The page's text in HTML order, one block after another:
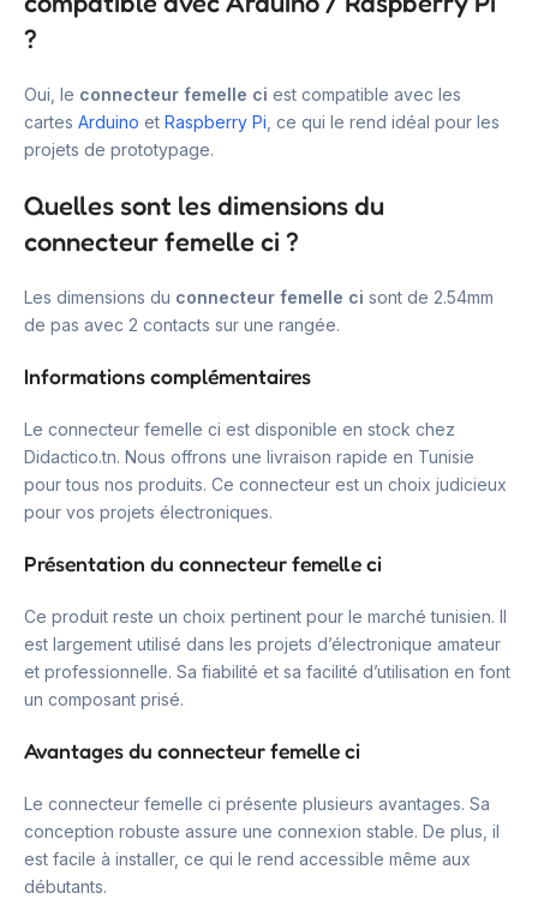
?
Oui, le connecteur femelle ci est compatible avec les
cartes Arduino et Raspberry Pi , ce qui le rend idéal pour les
projets de prototypage.
Quelles sont les dimensions du
connecteur femelle ci ?
Les dimensions du connecteur femelle ci sont de 2.54mm
de pas avec 2 contacts sur une rangée.
Informations complémentaires
Le connecteur femelle ci est disponible en stock chez
Didactico.tn. Nous offrons une livraison rapide en Tunisie
pour tous nos produits. Ce connecteur est un choix judicieux
pour vos projets électroniques.
Présentation du connecteur femelle ci
Ce produit reste un choix pertinent pour le marché tunisien. Il
est largement utilisé dans les projets d’électronique amateur
et professionnelle. Sa fiabilité et sa facilité d’utilisation en font
un composant prisé.
Avantages du connecteur femelle ci
Le connecteur femelle ci présente plusieurs avantages. Sa
conception robuste assure une connexion stable. De plus, il
est facile à installer, ce qui le rend accessible même aux
débutants.